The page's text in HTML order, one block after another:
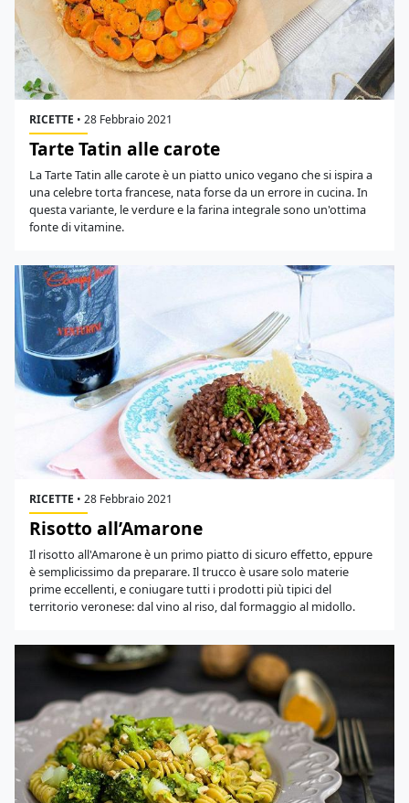
RICETTE • 28 Febbraio 2021
Tarte Tatin alle carote
La Tarte Tatin alle carote è un piatto unico vegano che si ispira a
una celebre torta francese, nata forse da un errore in cucina. In
questa variante, le verdure e la farina integrale sono un'ottima
fonte di vitamine.
RICETTE • 28 Febbraio 2021
Risotto all’Amarone
Il risotto all'Amarone è un primo piatto di sicuro effetto, eppure
è semplicissimo da preparare. Il trucco è usare solo materie
prime eccellenti, e coniugare tutti i prodotti più tipici del
territorio veronese: dal vino al riso, dal formaggio al midollo.